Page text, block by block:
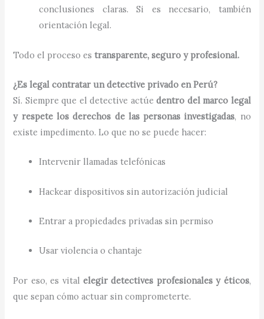
conclusiones claras. Si es necesario, también
orientación legal.
Todo el proceso estransparente, seguro y profesional.
¿Es legal contratar un detective privado en Perú?
Sí. Siempre que el detective actúedentro del marco legal
y respete los derechos de las personas investigadas, no
existe impedimento. Lo que no se puede hacer:
Intervenir llamadas telefónicas
Hackear dispositivos sin autorización judicial
Entrar a propiedades privadas sin permiso
Usar violencia o chantaje
Por eso, es vital elegir detectives profesionales y éticos,
que sepan cómo actuar sin comprometerte.